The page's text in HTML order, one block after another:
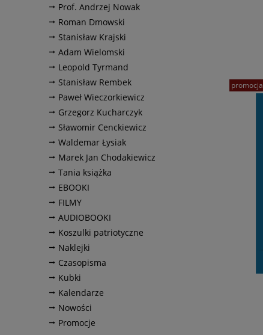
Prof. Andrzej Nowak
Roman Dmowski
Stanisław Krajski
Adam Wielomski
Leopold Tyrmand
Stanisław Rembek
Paweł Wieczorkiewicz
Grzegorz Kucharczyk
Sławomir Cenckiewicz
Waldemar Łysiak
Marek Jan Chodakiewicz
Tania książka
EBOOKI
FILMY
AUDIOBOOKI
Koszulki patriotyczne
Naklejki
Czasopisma
Kubki
Kalendarze
Nowości
Promocje
promocja